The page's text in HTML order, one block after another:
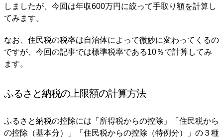
しましたが、今回は年収600万円に絞って手取り額を計算し
てみます。
なお、住民税の税率は自治体によって微妙に変わってくるの
ですが、今回の記事では標準税率である10％で計算してみ
ます。
ふるさと納税の上限額の計算方法
ふるさと納税の控除には「所得税からの控除」「住民税から
の控除（基本分）」「住民税からの控除（特例分）」の３種